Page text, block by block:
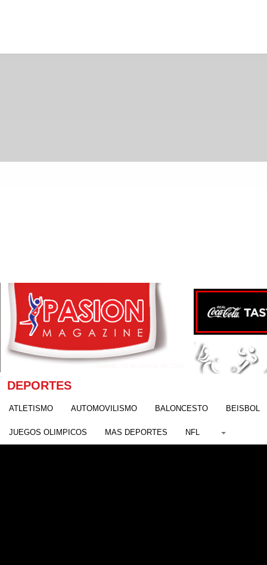
DEPORTES
ATLETISMO AUTOMOVILISMO BALONCESTO BEISBOL
JUEGOS OLIMPICOS MAS DEPORTES NFL